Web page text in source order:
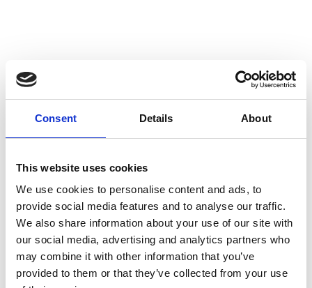
Consent Details About
This website uses cookies
We use cookies to personalise content and ads, to
provide social media features and to analyse our traffic.
We also share information about your use of our site with
our social media, advertising and analytics partners who
may combine it with other information that you’ve
provided to them or that they’ve collected from your use
Vorteile der ALANTA
Straßenlaterne
Fortschrittliche
Beleuchtungstechnologie
Zwei leistungsstarke Solarmodule für